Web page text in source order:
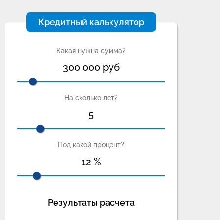
Кредитный калькулятор
Какая нужна сумма?
300 000руб
На сколько лет?
5
Под какой процент?
12 %
Результаты расчета